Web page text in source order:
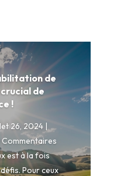
de
de
!
26, 2024 |
est à la fois
Pour ceux